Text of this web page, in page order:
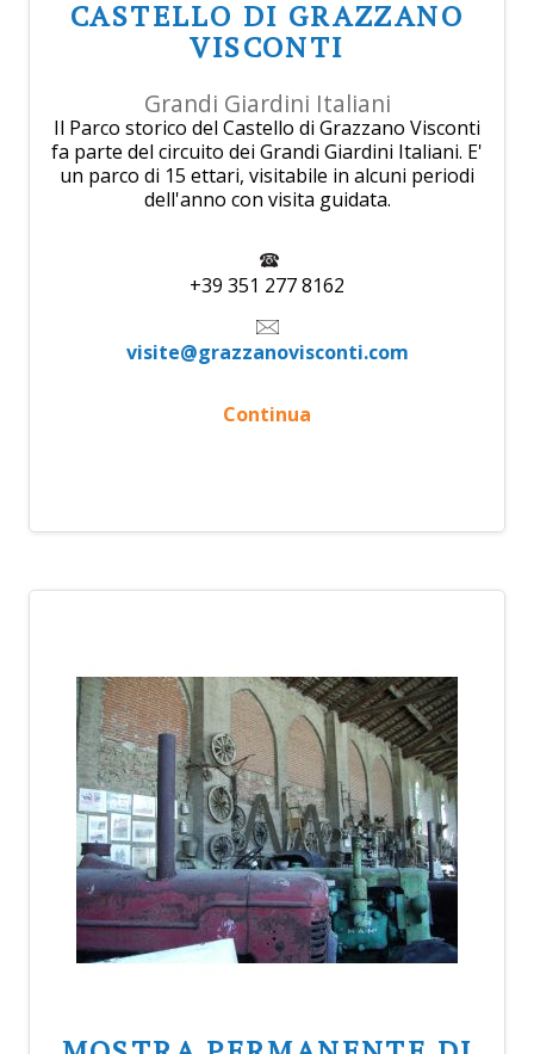
CASTELLO DI GRAZZANO
VISCONTI
Grandi Giardini Italiani
Il Parco storico del Castello di Grazzano Visconti
fa parte del circuito dei Grandi Giardini Italiani. E'
un parco di 15 ettari, visitabile in alcuni periodi
dell'anno con visita guidata.
+39 351 277 8162
visite@grazzanovisconti.com
Continua